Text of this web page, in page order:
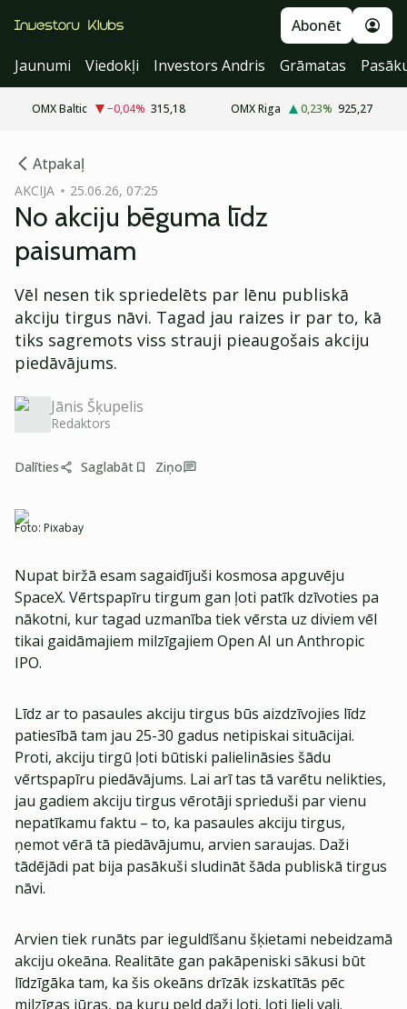
Abonēt
Jaunumi
Viedokļi Investors Andris Grāmatas
OMX Baltic −0,04% 315,18 OMX Riga 0,23% 925,27
Atpakaļ
AKCIJA 25.06.26, 07:25
No akciju bēguma līdz
paisumam
Vēl nesen tik spriedelēts par lēnu publiskā
akciju tirgus nāvi. Tagad jau raizes ir par to, kā
tiks sagremots viss strauji pieaugošais akciju
piedāvājums.
Jānis Šķupelis
Redaktors
Dalīties Saglabāt Ziņo
Foto: Pixabay
Nupat biržā esam sagaidījuši kosmosa apguvēju
SpaceX. Vērtspapīru tirgum gan ļoti patīk dzīvoties pa
nākotni, kur tagad uzmanība tiek vērsta uz diviem vēl
tikai gaidāmajiem milzīgajiem Open AI un Anthropic
IPO.
Līdz ar to pasaules akciju tirgus būs aizdzīvojies līdz
patiesībā tam jau 25-30 gadus netipiskai situācijai.
Proti, akciju tirgū ļoti būtiski palielināsies šādu
vērtspapīru piedāvājums. Lai arī tas tā varētu nelikties,
jau gadiem akciju tirgus vērotāji sprieduši par vienu
nepatīkamu faktu – to, ka pasaules akciju tirgus,
ņemot vērā tā piedāvājumu, arvien saraujas. Daži
tādējādi pat bija pasākuši sludināt šāda publiskā tirgus
nāvi.
Arvien tiek runāts par ieguldīšanu šķietami nebeidzamā
akciju okeāna. Realitāte gan pakāpeniski sākusi būt
līdzīgāka tam, ka šis okeāns drīzāk izskatītās pēc
milzīgas jūras, pa kuru peld daži ļoti, ļoti lieli vaļi.